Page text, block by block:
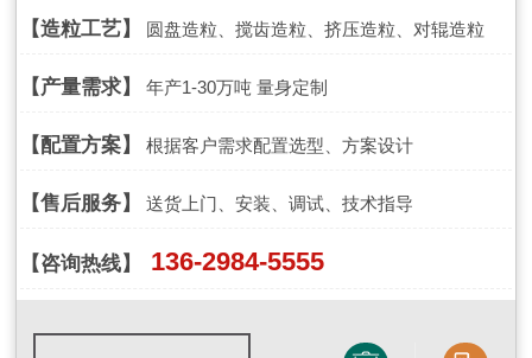
【造粒工艺】 圆盘造粒、搅齿造粒、挤压造粒、对辊造粒
【产量需求】 年产1-30万吨 量身定制
【配置方案】 根据客户需求配置选型、方案设计
【售后服务】 送货上门、安装、调试、技术指导
【咨询热线】 136-2984-5555